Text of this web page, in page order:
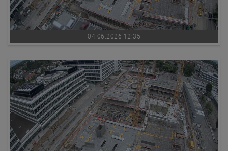
04.06.2026 12:35